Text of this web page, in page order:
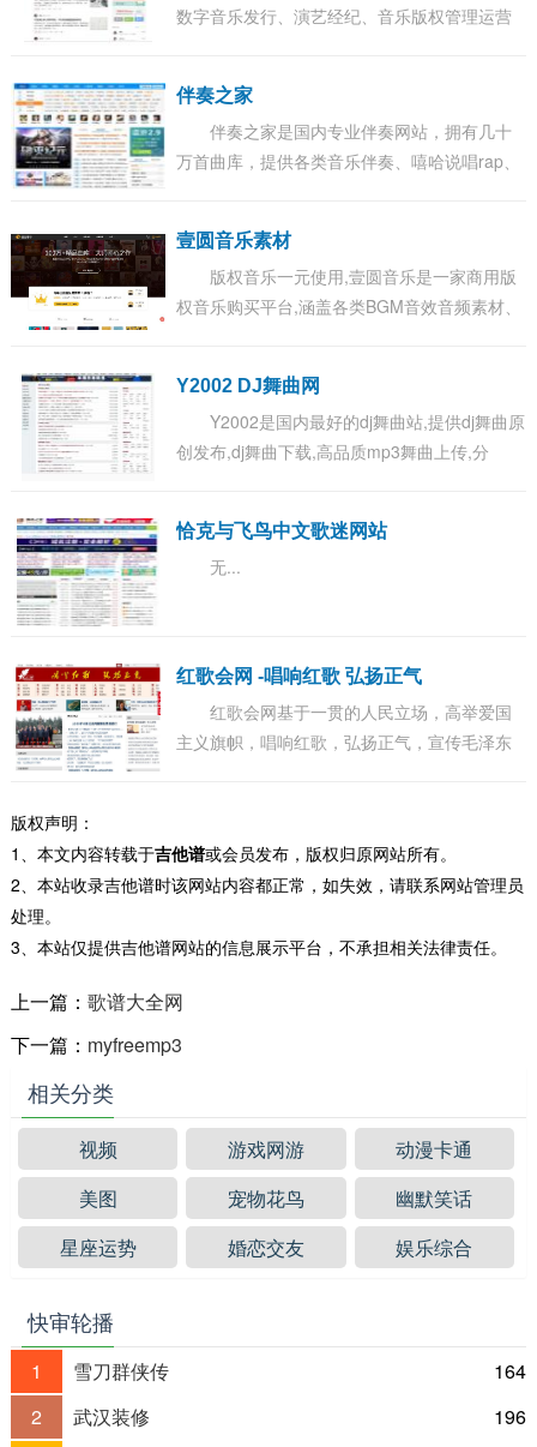
数字音乐发行、演艺经纪、音乐版权管理运营
方位...
伴奏之家
伴奏之家是国内专业伴奏网站，拥有几十
万首曲库，提供各类音乐伴奏、嘻哈说唱rap、
壹圆音乐素材
版权音乐一元使用,壹圆音乐是一家商用版
权音乐购买平台,涵盖各类BGM音效音频素材、
Y2002 DJ舞曲网
Y2002是国内最好的dj舞曲站,提供dj舞曲原
创发布,dj舞曲下载,高品质mp3舞曲上传,分
恰克与飞鸟中文歌迷网站
无...
红歌会网 -唱响红歌 弘扬正气
红歌会网基于一贯的人民立场，高举爱国
主义旗帜，唱响红歌，弘扬正气，宣传毛泽东
版权声明：
1、本文内容转载于吉他谱或会员发布，版权归原网站所有。
2、本站收录吉他谱时该网站内容都正常，如失效，请联系网站管理员
处理。
3、本站仅提供吉他谱网站的信息展示平台，不承担相关法律责任。
上一篇： 歌谱大全网
下一篇： myfreemp3
相关分类
视频 游戏网游
动漫卡通
美图
宠物花鸟
幽默笑话
星座运势
婚恋交友 娱乐综合
快审轮播
1 雪刀群侠传
164
2
武汉装修
196